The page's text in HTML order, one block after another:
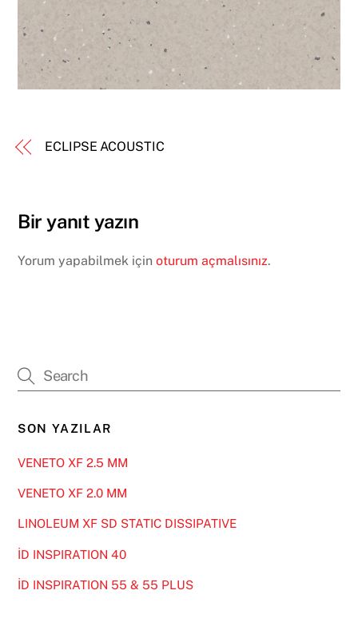
ECLIPSE ACOUSTIC
Bir yanıt yazın
Yorum yapabilmek içinoturum açmalısınız.
SON YAZILAR
VENETO XF 2.5 MM
VENETO XF 2.0 MM
LINOLEUM XF SD STATIC DISSIPATIVE
İD INSPIRATION 40
İD INSPIRATION 55 & 55 PLUS